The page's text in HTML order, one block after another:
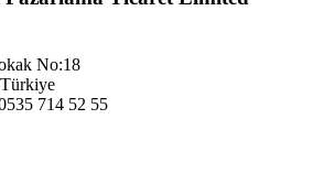
No:18
714 52 55